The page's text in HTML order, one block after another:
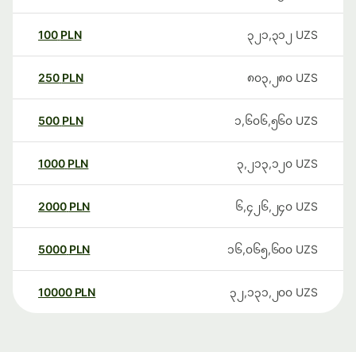
100 PLN ၃၂၁,၃၁၂ UZS
250 PLN ၈၀၃,၂၈၀ UZS
500 PLN ၁,၆၀၆,၅၆၀ UZS
1000 PLN ၃,၂၁၃,၁၂၀ UZS
2000 PLN ၆,၄၂၆,၂၄၀ UZS
5000 PLN ၁၆,၀၆၅,၆၀၀ UZS
10000 PLN ၃၂,၁၃၁,၂၀၀ UZS